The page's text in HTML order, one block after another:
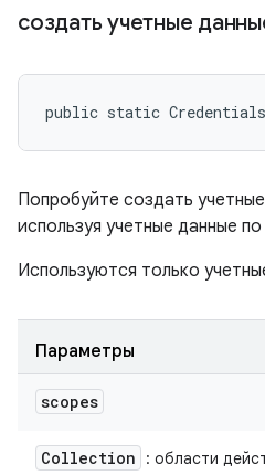
создать учетные
public static
Попробуйте создать
используя учетные данные
Используются только
Параметры
scopes
Collection : области